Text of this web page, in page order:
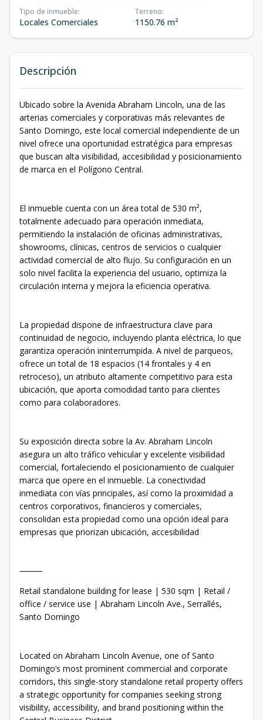
Tipo de inmueble:
Locales Comerciales
Terreno:
1150.76 m²
Descripción
Ubicado sobre la Avenida Abraham Lincoln, una de las
arterias comerciales y corporativas más relevantes de
Santo Domingo, este local comercial independiente de un
nivel ofrece una oportunidad estratégica para empresas
que buscan alta visibilidad, accesibilidad y posicionamiento
de marca en el Polígono Central.
El inmueble cuenta con un área total de 530 m²,
totalmente adecuado para operación inmediata,
permitiendo la instalación de oficinas administrativas,
showrooms, clínicas, centros de servicios o cualquier
actividad comercial de alto flujo. Su configuración en un
solo nivel facilita la experiencia del usuario, optimiza la
circulación interna y mejora la eficiencia operativa.
La propiedad dispone de infraestructura clave para
continuidad de negocio, incluyendo planta eléctrica, lo que
garantiza operación ininterrumpida. A nivel de parqueos,
ofrece un total de 18 espacios (14 frontales y 4 en
retroceso), un atributo altamente competitivo para esta
ubicación, que aporta comodidad tanto para clientes
como para colaboradores.
Su exposición directa sobre la Av. Abraham Lincoln
asegura un alto tráfico vehicular y excelente visibilidad
comercial, fortaleciendo el posicionamiento de cualquier
marca que opere en el inmueble. La conectividad
inmediata con vías principales, así como la proximidad a
centros corporativos, financieros y comerciales,
consolidan esta propiedad como una opción ideal para
empresas que priorizan ubicación, accesibilidad
⸻
Retail standalone building for lease | 530 sqm | Retail /
office / service use | Abraham Lincoln Ave., Serrallés,
Santo Domingo
Located on Abraham Lincoln Avenue, one of Santo
Domingo’s most prominent commercial and corporate
corridors, this single-story standalone retail property offers
a strategic opportunity for companies seeking strong
visibility, accessibility, and brand positioning within the